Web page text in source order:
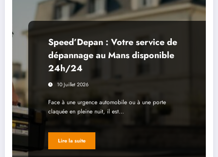
Speed’Depan : Votre service de
dépannage au Mans disponible
24h/24
10 Juillet 2026
Face à une urgence automobile ou à une porte
claquée en pleine nuit, il est…
Lire la suite